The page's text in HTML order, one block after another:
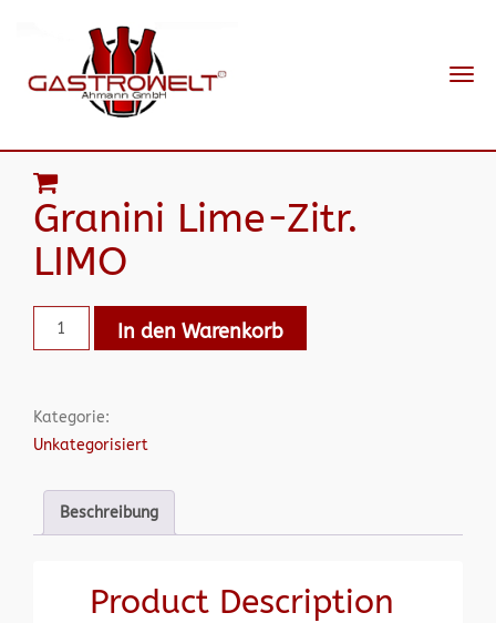
Granini Lime-Zitr.
LIMO
In den Warenkorb
Kategorie:
Unkategorisiert
Beschreibung
Product Description